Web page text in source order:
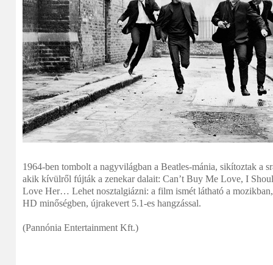
1964-ben tombolt a nagyvilágban a Beatles-mánia, sikítoztak a
akik kívülről fújták a zenekar dalait: Can’t Buy Me Love, I
Love Her… Lehet nosztalgiázni: a film ismét látható a
HD minőségben, újrakevert 5.1-es hangzással.
(Pannónia Entertainment Kft.)